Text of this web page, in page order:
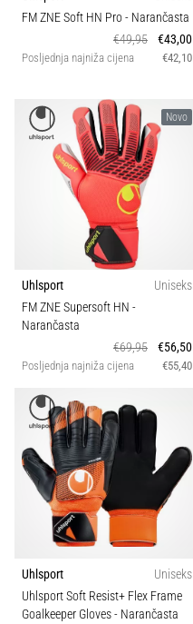
sa
dresovima
Nike,
adidas
Prikaži
sve
FM ZNE Soft HN Pro- Narančasta
€49,95
€43,00
Posljednja najniža cijena €42,10
Novo
Uhlsport
Uniseks
FM ZNE Supersoft HN -
Narančasta
€69,95
€56,50
Posljednja najniža cijena €55,40
Uhlsport
Uniseks
Uhlsport Soft Resist+ Flex Frame
Goalkeeper Gloves- Narančasta